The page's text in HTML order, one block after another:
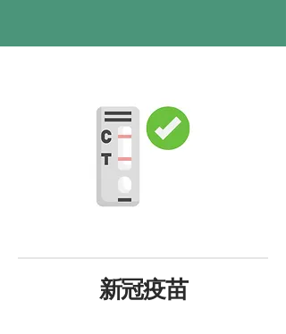
新冠疫苗